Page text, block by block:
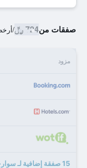
صفقات من724 ﷼ /
مزود
15 صفقة إضافية لـ سوارجا بادانج بادانج